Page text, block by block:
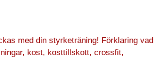
med din styrketräning! Förklaring vad
kost, kosttillskott, crossfit,